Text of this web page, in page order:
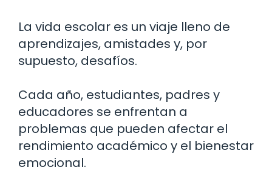
La vida escolar es un viaje lleno de
aprendizajes, amistades y, por
supuesto, desafíos.
Cada año, estudiantes, padres y
educadores se enfrentan a
problemas que pueden afectar el
rendimiento académico y el bienestar
emocional.